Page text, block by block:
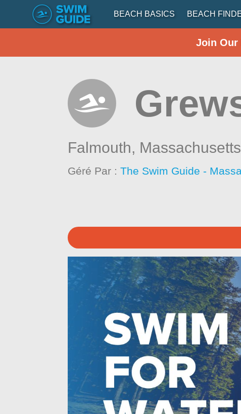
BEACH BASICS BEACH
Join Our
Falmouth, Massachusetts
Géré Par :The Swim Guide -